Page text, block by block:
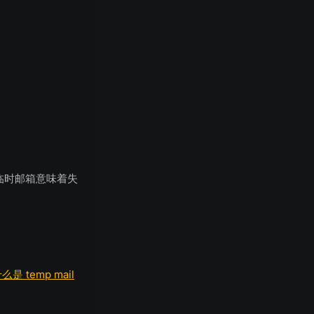
邮箱意味着失
么是 temp mail